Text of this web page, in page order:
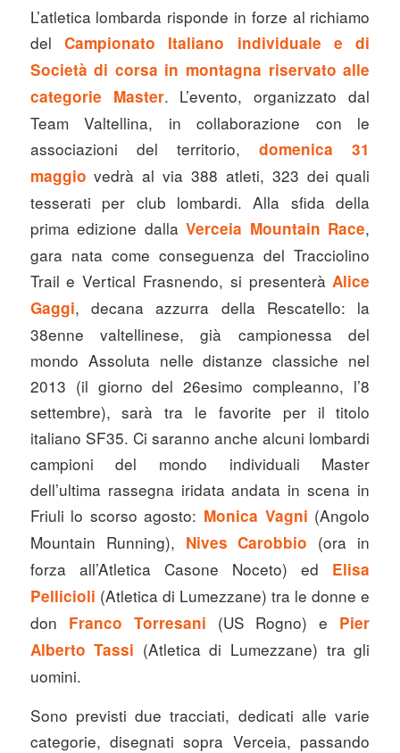
L’atletica lombarda risponde in forze al richiamo
del Campionato Italiano individuale e di
Società di corsa in montagna riservato alle
categorie Master. L’evento, organizzato dal
Team Valtellina, in collaborazione con le
associazioni del territorio,domenica 31
maggio vedrà al via 388 atleti, 323 dei quali
tesserati per club lombardi. Alla sfida della
prima edizione dallaVerceia Mountain Race,
gara nata come conseguenza del Tracciolino
Trail e Vertical Frasnendo, si presenteràAlice
Gaggi, decana azzurra della Rescatello: la
38enne valtellinese, già campionessa del
mondo Assoluta nelle distanze classiche nel
2013 (il giorno del 26esimo compleanno, l’8
settembre), sarà tra le favorite per il titolo
italiano SF35. Ci saranno anche alcuni lombardi
campioni del mondo individuali Master
dell’ultima rassegna iridata andata in scena in
Friuli lo scorso agosto: Monica Vagni (Angolo
Mountain Running), Nives Carobbio (ora in
forza all’Atletica Casone Noceto) ed Elisa
Pellicioli (Atletica di Lumezzane) tra le donne e
don Franco Torresani (US Rogno) e Pier
Alberto Tassi (Atletica di Lumezzane) tra gli
uomini.
Sono previsti due tracciati, dedicati alle varie
categorie, disegnati sopra Verceia, passando